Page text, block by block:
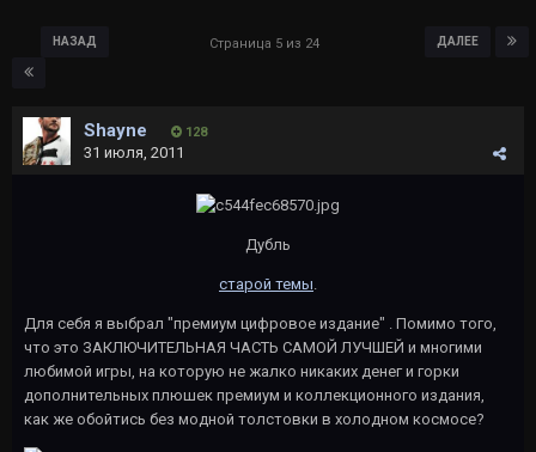
НАЗАД ДАЛЕЕ
Страница 5 из 24
Shayne 128
31 июля, 2011
Дубль
старой темы
Для себя я выбрал "премиум цифровое издание" . Помимо того,
что это ЗАКЛЮЧИТЕЛЬНАЯ ЧАСТЬ САМОЙ ЛУЧШЕЙ и многими
любимой игры, на которую не жалко никаких денег и горки
дополнительных плюшек премиум и коллекционного издания,
как же обойтись без модной толстовки в холодном космосе?